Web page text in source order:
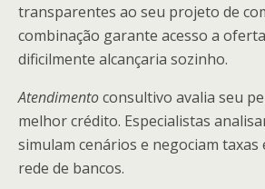
transparentes ao seu projeto de
combinação garante acesso a
dificilmente alcançaria sozinho.
Atendimentoconsultivo avalia seu
melhor crédito. Especialistas
simulam cenários e negociam taxas
rede de bancos.